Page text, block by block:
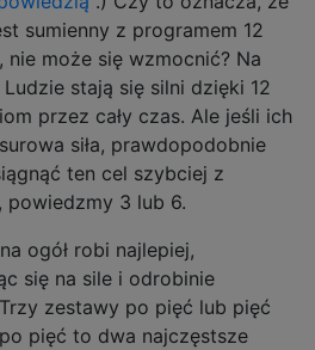
sumienny z programem 12
nie może się wzmocnić? Na
stają się silni dzięki 12
przez cały czas. Ale jeśli ich
siła, prawdopodobnie
ten cel szybciej z
powiedzmy 3 lub 6.
ogół robi najlepiej,
się na sile i odrobinie
zestawy po pięć lub pięć
pięć to dwa najczęstsze